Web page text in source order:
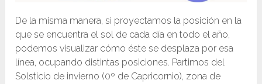
De la misma manera, si proyectamos la posición en la
que se encuentra el sol de cada día en todo el año,
podemos visualizar cómo éste se desplaza por esa
línea, ocupando distintas posiciones. Partimos del
Solsticio de invierno (0º de Capricornio), zona de